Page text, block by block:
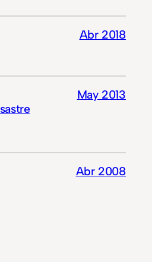
Abr 2018
May 2013
Abr 2008